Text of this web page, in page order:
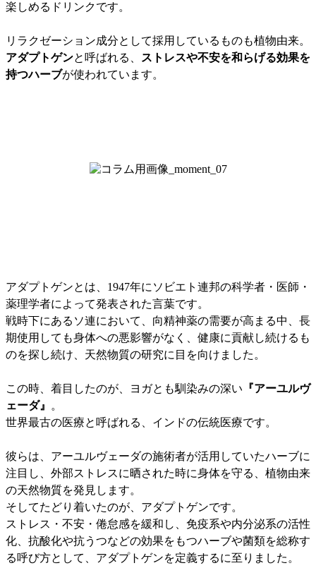
楽しめるドリンクです。
リラクゼーション成分として採用しているものも植物由来。
アダプトゲンと呼ばれる、 ストレスや不安を和らげる効果を
持つハーブが使われています。
アダプトゲンとは、1947年にソビエト連邦の科学者・医師・
薬理学者によって発表された言葉です。
戦時下にあるソ連において、向精神薬の需要が高まる中、長
期使用しても身体への悪影響がなく、健康に貢献し続けるも
のを探し続け、天然物質の研究に目を向けました。
この時、着目したのが、ヨガとも馴染みの深い 『アーユルヴ
ェーダ』 。
世界最古の医療と呼ばれる、インドの伝統医療です。
彼らは、アーユルヴェーダの施術者が活用していたハーブに
注目し、外部ストレスに晒された時に身体を守る、植物由来
の天然物質を発見します。
そしてたどり着いたのが、アダプトゲンです。
ストレス・不安・倦怠感を緩和し、免疫系や内分泌系の活性
化、抗酸化や抗うつなどの効果をもつハーブや菌類を総称す
る呼び方として、アダプトゲンを定義するに至りました。